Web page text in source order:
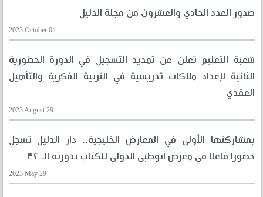
صدور العدد الحادي والعشرون من مجلة الدليل
2023 October 04
شعبة التعليم تعلن عن تمديد التسجيل في الدورة الحضورية
الثانية لإعداد ملاكات تدريسية في التربية الفكرية والتأهيل
العقدي
2023 August 29
بمشاركتها الأولى في المعارض الخليجية.. دار الدليل تسجل
حضورا فاعلا في معرض أبوظبي الدولي للكتاب بدورته الـ ٣٢
2023 May 29